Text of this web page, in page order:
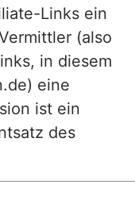
Links ein
(also
in diesem
eine
ist ein
des